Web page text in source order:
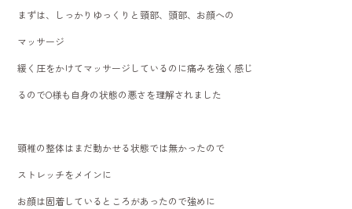
まずは、しっかりゆっくりと頸部、頭部、お顔への
マッサージ
緩く圧をかけてマッサージしているのに痛みを強く感じ
るのでO様も自身の状態の悪さを理解されました
頸椎の整体はまだ動かせる状態では無かったので
ストレッチをメインに
お顔は固着しているところがあったので強めに